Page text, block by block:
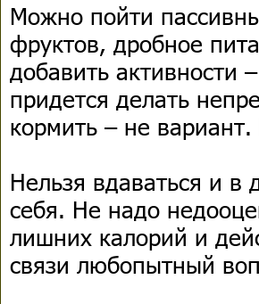
Можно пойти
фруктов, дробное
добавить активности
придется делать
кормить – не
Нельзя вдаваться и в
себя. Не надо
лишних калорий и
связи любопытный